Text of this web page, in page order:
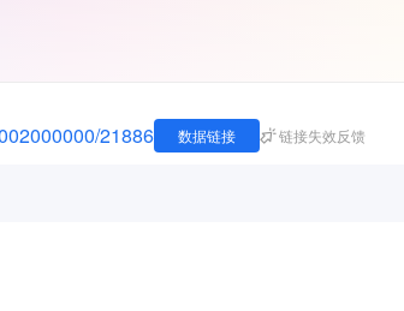
21886 数据链接 链接失效反馈